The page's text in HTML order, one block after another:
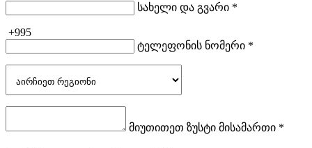
სახელი და გვარი *
+995
ტელეფონის ნომერი *
მიუთითეთ ზუსტი მისამართი *